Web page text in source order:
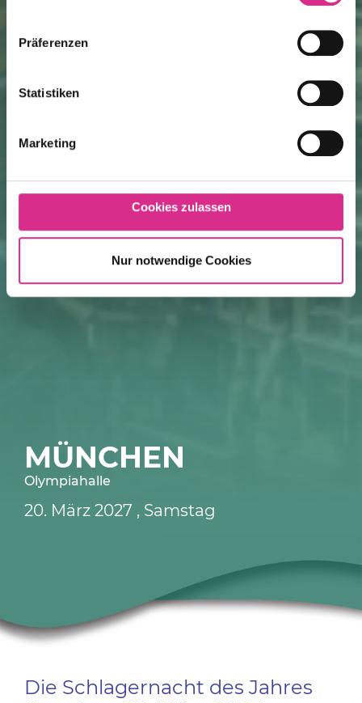
Präferenzen
Statistiken
Marketing
Cookies zulassen
Nur notwendige Cookies
MÜNCHEN
Olympiahalle
20. März 2027 , Samstag
Die Schlagernacht des Jahres